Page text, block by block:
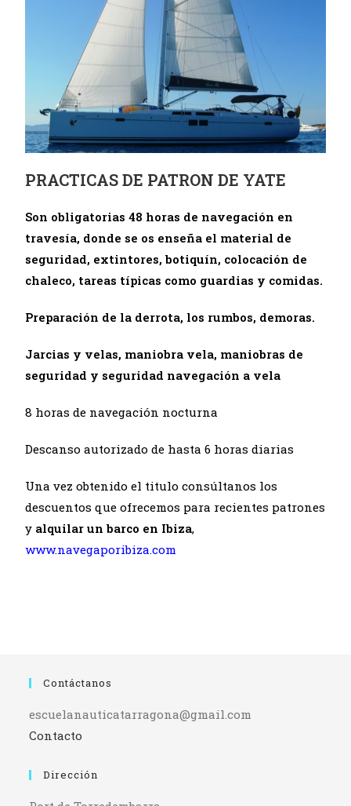
PRACTICAS DE PATRON DE YATE
Son obligatorias 48 horas de navegación en
travesía, donde se os enseña el material de
seguridad, extintores, botiquín, colocación de
chaleco, tareas típicas como guardias y comidas.
Preparación de la derrota, los rumbos, demoras.
Jarcias y velas, maniobra vela, maniobras de
seguridad y seguridad navegación a vela
8 horas de navegación nocturna
Descanso autorizado de hasta 6 horas diarias
Una vez obtenido el titulo consúltanos los
descuentos que ofrecemos para recientes patrones
y alquilar un barco en Ibiza,
www.navegaporibiza.com
Contáctanos
escuelanauticatarragona@gmail.com
Contacto
Dirección